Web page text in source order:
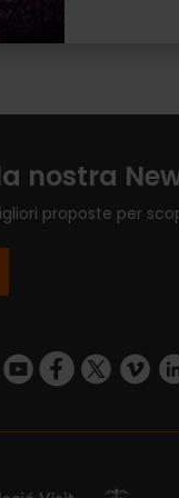
nostra
proposte per
https://https://https:// https://